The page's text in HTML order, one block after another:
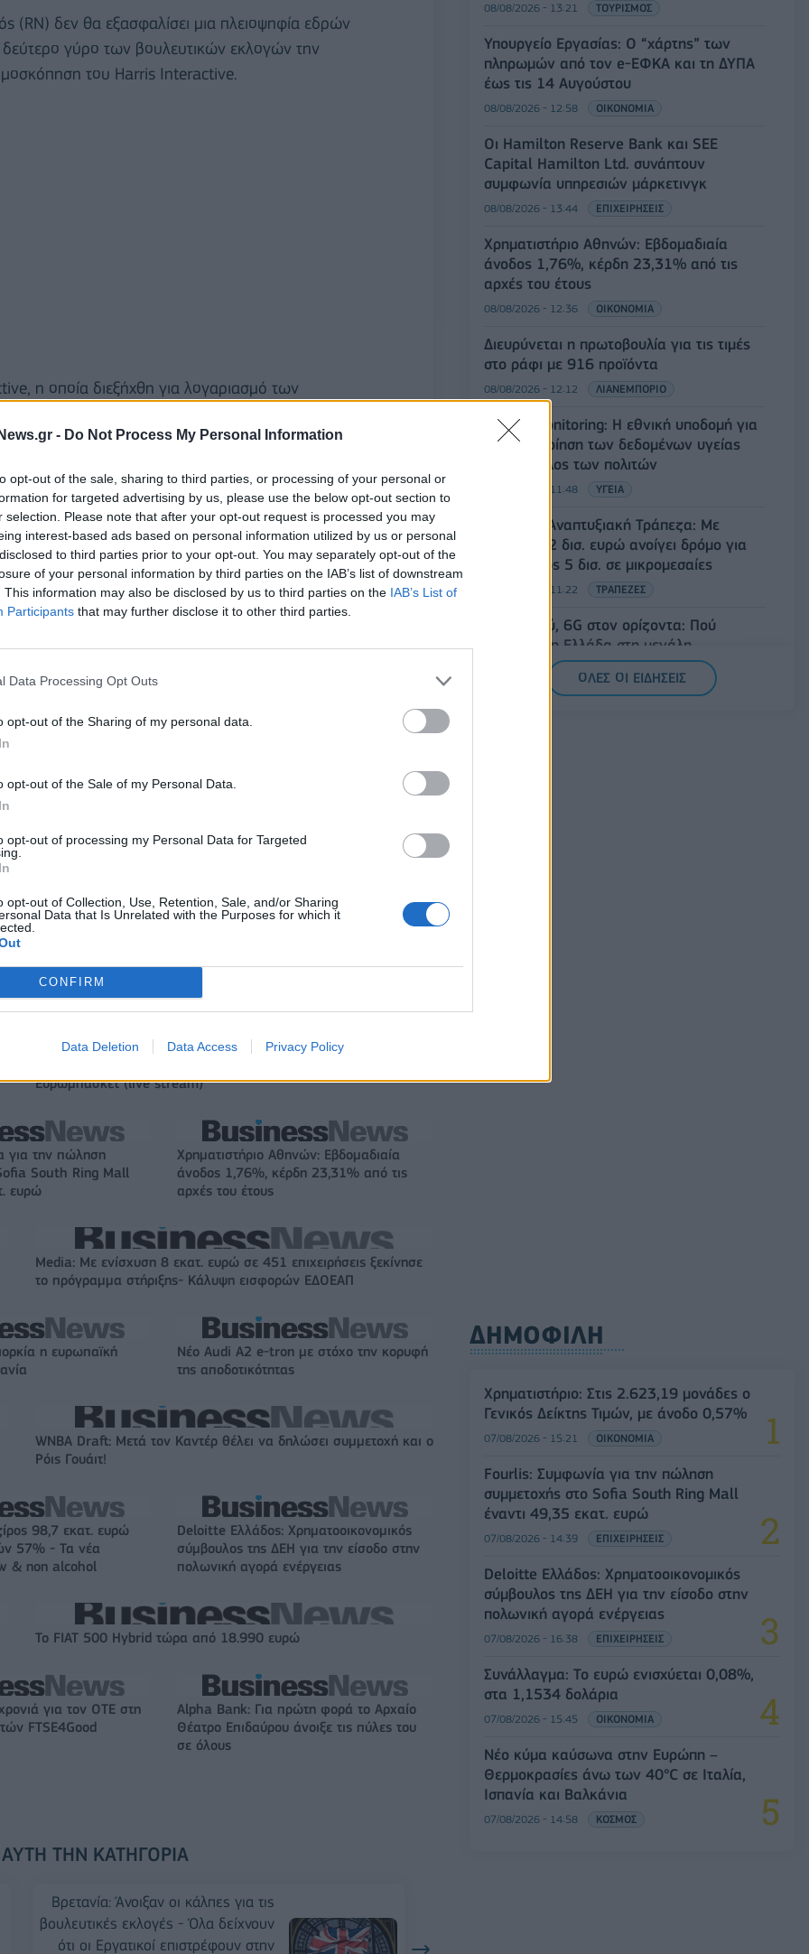
- Do Not Process My Personal Information
opt-out of the sale, sharing to third parties, or processing of your personal or
for targeted advertising by us, please use the below opt-out section to
selection. Please note that after your opt-out request is processed you may
interest-based ads based on personal information utilized by us or personal
to third parties prior to your opt-out. You may separately opt-out of the
of your personal information by third parties on the IAB’s list of downstream
This information may also be disclosed by us to third parties on the IAB’s List of
Participants that may further disclose it to other third parties.
Data Processing Opt Outs
opt-out of the Sharing of my personal data.
opt-out of the Sale of my Personal Data.
opt-out of processing my Personal Data for Targeted
opt-out of Collection, Use, Retention, Sale, and/or Sharing
Data that Is Unrelated with the Purposes for which it
CONFIRM
Data Deletion Data Access Privacy Policy
(RN) δεν θα εξασφαλίσει μια πλειοψηφία εδρών
γύρο των βουλευτικών εκλογών την
του Harris Interactive.
η οποία διεξήχθη για λογαριασμό των
και οι σύμμαχοί του θα συγκεντρώσουν 190-220
έδρες που απαιτούνται για την εξασφάλιση της
να καταλαμβάνει τη δεύτερη θέση, με
προέδρου Εμανουέλ Μακρόν καταλαμβάνει την
ΕΚΛΟΓΕΣ
Ευρωμπάσκετ (live stream)
για την πώληση
South Ring Mall
ευρώ
Χρηματιστήριο Αθηνών: Εβδομαδιαία
άνοδος 1,76%, κέρδη 23,31% από τις
αρχές του έτους
Media: Με ενίσχυση 8 εκατ. ευρώ σε 451 επιχειρήσεις ξεκίνησε
το πρόγραμμα στήριξης- Κάλυψη εισφορών ΕΔΟΕΑΠ
η ευρωπαϊκή
Νέο Audi A2 e-tron με στόχο την κορυφή
της αποδοτικότητας
WNBA Draft: Μετά τον Καντέρ θέλει να δηλώσει συμμετοχή και ο
Ρόις Γουάιτ!
98,7 εκατ. ευρώ
57% - Τα νέα
& non alcohol
Deloitte Ελλάδος: Χρηματοοικονομικός
σύμβουλος της ΔΕΗ για την είσοδο στην
πολωνική αγορά ενέργειας
Το FIAT 500 Hybrid τώρα από 18.990 ευρώ
για τον ΟΤΕ στη
FTSE4Good
Alpha Bank: Για πρώτη φορά το Αρχαίο
Θέατρο Επιδαύρου άνοιξε τις πύλες του
σε όλους
ΤΗΝ ΚΑΤΗΓΟΡΊΑ
Βρετανία: Άνοιξαν οι κάλπες για τις
βουλευτικές εκλογές - Όλα δείχνουν
ότι οι Εργατικοί επιστρέφουν στην
08/08/2026 - 13:21 ΤΟΥΡΙΣΜΟΣ
Υπουργείο Εργασίας: Ο “χάρτης” των
πληρωμών από τον e-ΕΦΚΑ και τη ΔΥΠΑ
έως τις 14 Αυγούστου
08/08/2026 - 12:58 ΟΙΚΟΝΟΜΙΑ
Οι Hamilton Reserve Bank και SEE
Capital Hamilton Ltd. συνάπτουν
συμφωνία υπηρεσιών μάρκετινγκ
08/08/2026 - 13:44 ΕΠΙΧΕΙΡΗΣΕΙΣ
Χρηματιστήριο Αθηνών: Εβδομαδιαία
άνοδος 1,76%, κέρδη 23,31% από τις
αρχές του έτους
08/08/2026 - 12:36 ΟΙΚΟΝΟΜΙΑ
Διευρύνεται η πρωτοβουλία για τις τιμές
στο ράφι με 916 προϊόντα
08/08/2026 - 12:12 ΛΙΑΝΕΜΠΟΡΙΟ
Health Monitoring: Η εθνική υποδομή για
την αξιοποίηση των δεδομένων υγείας
προς όφελος των πολιτών
08/08/2026 - 11:48 ΥΓΕΙΑ
Ελληνική Αναπτυξιακή Τράπεζα: Με
«προίκα» 2 δισ. ευρώ ανοίγει δρόμο για
δάνεια έως 5 δισ. σε μικρομεσαίες
08/08/2026 - 11:22 ΤΡΑΠΕΖΕΣ
5G παντού, 6G στον ορίζοντα: Πού
βρίσκεται η Ελλάδα στη μεγάλη
τεχνολογική μετάβαση
08/08/2026 - 10:54
ΟΛΕΣ ΟΙ ΕΙΔΗΣΕΙΣ
ΔΗΜΟΦΙΛΗ
Χρηματιστήριο: Στις 2.623,19 μονάδες ο
Γενικός Δείκτης Τιμών, με άνοδο 0,57%
07/08/2026 - 15:21 ΟΙΚΟΝΟΜΙΑ
Fourlis: Συμφωνία για την πώληση
συμμετοχής στο Sofia South Ring Mall
έναντι 49,35 εκατ. ευρώ
07/08/2026 - 14:39 ΕΠΙΧΕΙΡΗΣΕΙΣ
Deloitte Ελλάδος: Χρηματοοικονομικός
σύμβουλος της ΔΕΗ για την είσοδο στην
πολωνική αγορά ενέργειας
07/08/2026 - 16:38 ΕΠΙΧΕΙΡΗΣΕΙΣ
Συνάλλαγμα: Το ευρώ ενισχύεται 0,08%,
στα 1,1534 δολάρια
07/08/2026 - 15:45 ΟΙΚΟΝΟΜΙΑ
Νέο κύμα καύσωνα στην Ευρώπη –
Θερμοκρασίες άνω των 40°C σε Ιταλία,
Ισπανία και Βαλκάνια
07/08/2026 - 14:58 ΚΟΣΜΟΣ